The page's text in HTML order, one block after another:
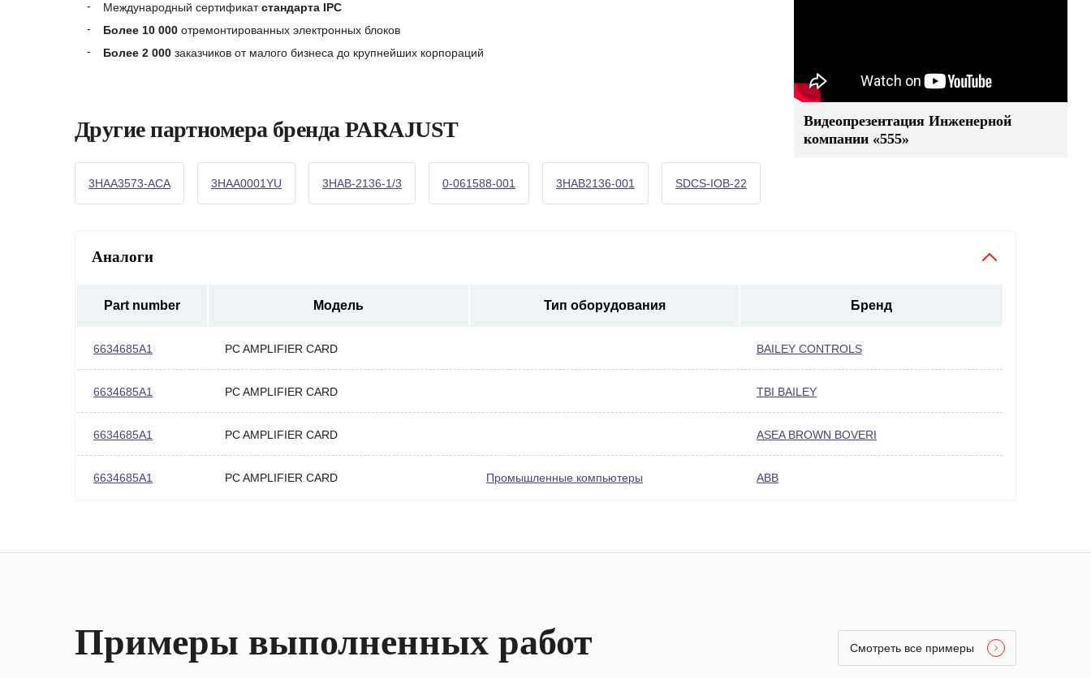
Международный сертификатстандарта IPC
Более 10 000 отремонтированных электронных блоков
Более 2 000 заказчиков от малого бизнеса до крупнейших корпораций
Другие партномера бренда PARAJUST
3HAA3573-ACA 3HAA0001YU 3HAB-2136-1/3 0-061588-001 3HAB2136-001 SDCS-IOB-22
Видеопрезентация Инженерной
компании «555»
Аналоги
Part number Модель Тип оборудования Бренд
6634685A1 PC AMPLIFIER CARD BAILEY CONTROLS
6634685A1 PC AMPLIFIER CARD TBI BAILEY
6634685A1 PC AMPLIFIER CARD ASEA BROWN BOVERI
6634685A1 PC AMPLIFIER CARD Промышленные компьютеры ABB
Примеры выполненных работ Смотреть все примеры